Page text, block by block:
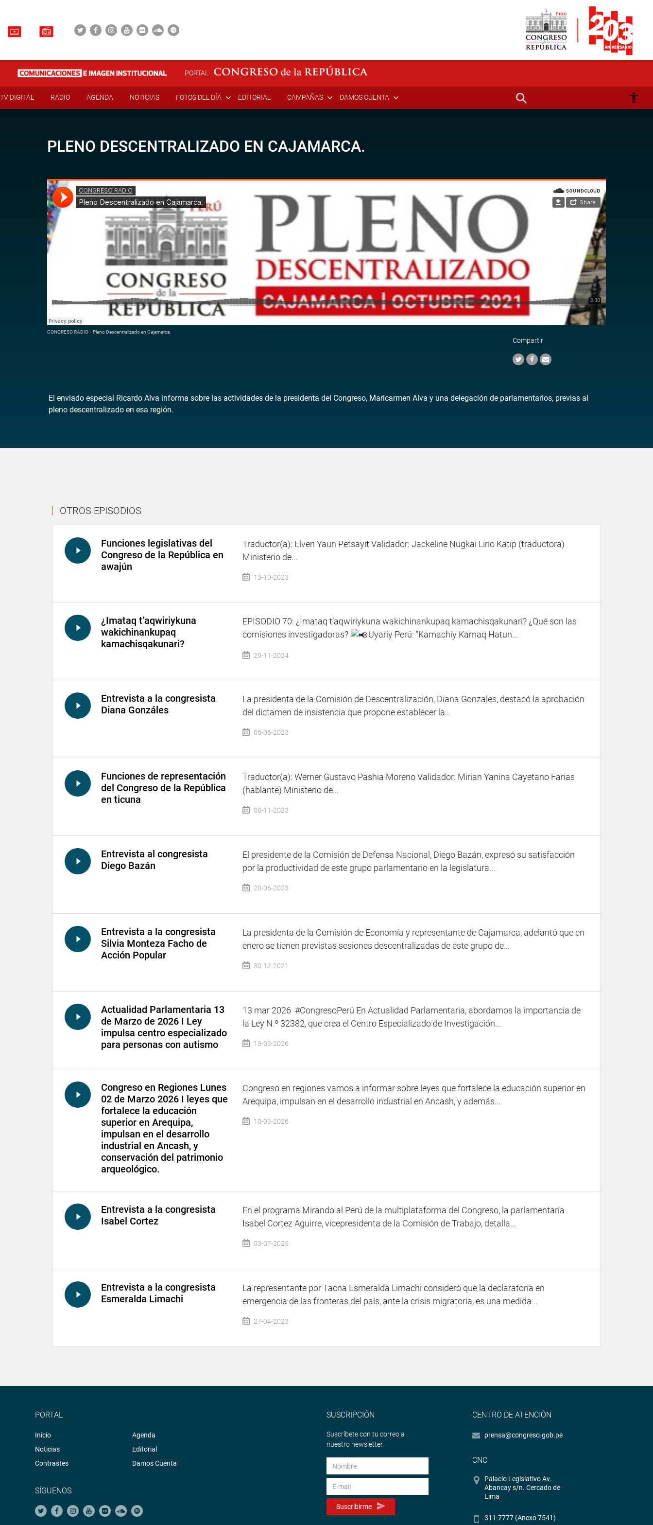
PORTAL
TV DIGITAL RADIO AGENDA NOTICIAS FOTOS DEL DÍA EDITORIAL CAMPAÑAS DAMOS CUENTA
PLENO DESCENTRALIZADO EN CAJAMARCA.
CONGRESO RADIO · Pleno Descentralizado en Cajamarca.
Compartir
El enviado especial Ricardo Alva informa sobre las actividades de la presidenta del Congreso, Maricarmen Alva y una delegación de parlamentarios, previas al
pleno descentralizado en esa región.
OTROS EPISODIOS
Funciones legislativas del
Congreso de la República en
awajún
Traductor(a): Elven Yaun Petsayit Validador: Jackeline Nugkai Lirio Katip (traductora)
Ministerio de...
13-10-2023
¿Imataq t’aqwiriykuna
wakichinankupaq
kamachisqakunari?
EPISODIO 70: ¿Imataq t’aqwiriykuna wakichinankupaq kamachisqakunari? ¿Qué son las
comisiones investigadoras?
Uyariy Perú: "Kamachiy Kamaq Hatun...
29-11-2024
Entrevista a la congresista
Diana Gonzáles
La presidenta de la Comisión de Descentralización, Diana Gonzales, destacó la aprobación
del dictamen de insistencia que propone establecer la...
06-06-2023
Funciones de representación
del Congreso de la República
en ticuna
Traductor(a): Werner Gustavo Pashia Moreno Validador: Mirian Yanina Cayetano Farias
(hablante) Ministerio de...
08-11-2023
Entrevista al congresista
Diego Bazán
El presidente de la Comisión de Defensa Nacional, Diego Bazán, expresó su satisfacción
por la productividad de este grupo parlamentario en la legislatura...
20-06-2023
Entrevista a la congresista
Silvia Monteza Facho de
Acción Popular
La presidenta de la Comisión de Economía y representante de Cajamarca, adelantó que en
enero se tienen previstas sesiones descentralizadas de este grupo de...
30-12-2021
Actualidad Parlamentaria 13
de Marzo de 2026 I Ley
impulsa centro especializado
para personas con autismo
13 mar 2026 #CongresoPerú En Actualidad Parlamentaria, abordamos la importancia de
la Ley N.º 32382, que crea el Centro Especializado de Investigación...
13-03-2026
Congreso en Regiones Lunes
02 de Marzo 2026 I leyes que
fortalece la educación
superior en Arequipa,
impulsan en el desarrollo
industrial en Ancash, y
conservación del patrimonio
arqueológico.
Congreso en regiones vamos a informar sobre leyes que fortalece la educación superior en
Arequipa, impulsan en el desarrollo industrial en Ancash, y además...
10-03-2026
Entrevista a la congresista
Isabel Cortez
En el programa Mirando al Perú de la multiplataforma del Congreso, la parlamentaria
Isabel Cortez Aguirre, vicepresidenta de la Comisión de Trabajo, detalla...
03-07-2025
Entrevista a la congresista
Esmeralda Limachi
La representante por Tacna Esmeralda Limachi consideró que la declaratoria en
emergencia de las fronteras del país, ante la crisis migratoria, es una medida...
27-04-2023
PORTAL
Inicio
Noticias
Contrastes
Agenda
Editorial
Damos Cuenta
SÍGUENOS
SUSCRIPCIÓN
Suscríbete con tu correo a
nuestro newsletter.
Suscribirme
CENTRO DE ATENCIÓN
prensa@congreso.gob.pe
CNC
Palacio Legislativo Av.
Abancay s/n. Cercado de
Lima
311-7777 (Anexo 7541)